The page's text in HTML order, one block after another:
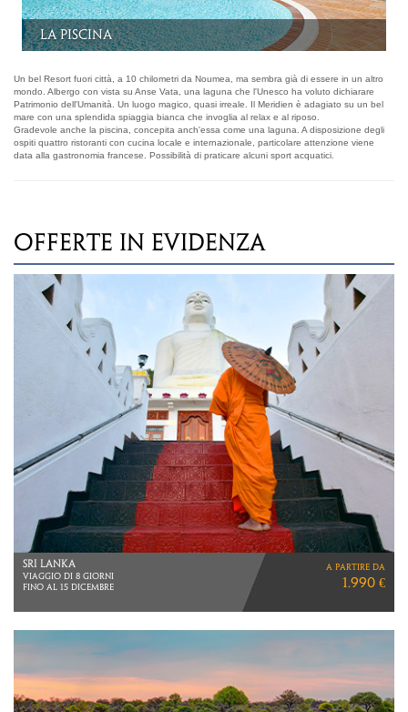
La Camera King Classic
Un bel Resort fuori città, a 10 chilometri da Noumea, ma sembra già di essere in un altro
mondo. Albergo con vista su Anse Vata, una laguna che l'Unesco ha voluto dichiarare
Patrimonio dell'Umanità. Un luogo magico, quasi irreale. Il Meridien è adagiato su un bel
mare con una splendida spiaggia bianca che invoglia al relax e al riposo.
Gradevole anche la piscina, concepita anch'essa come una laguna. A disposizione degli
ospiti quattro ristoranti con cucina locale e internazionale, particolare attenzione viene
data alla gastronomia francese. Possibilità di praticare alcuni sport acquatici.
OFFERTE IN EVIDENZA
VIETNAM
VIAGGIO DI 12 GIORNI
ESCLUSIVA MAPPAMONDO
a partire da
3.160 €